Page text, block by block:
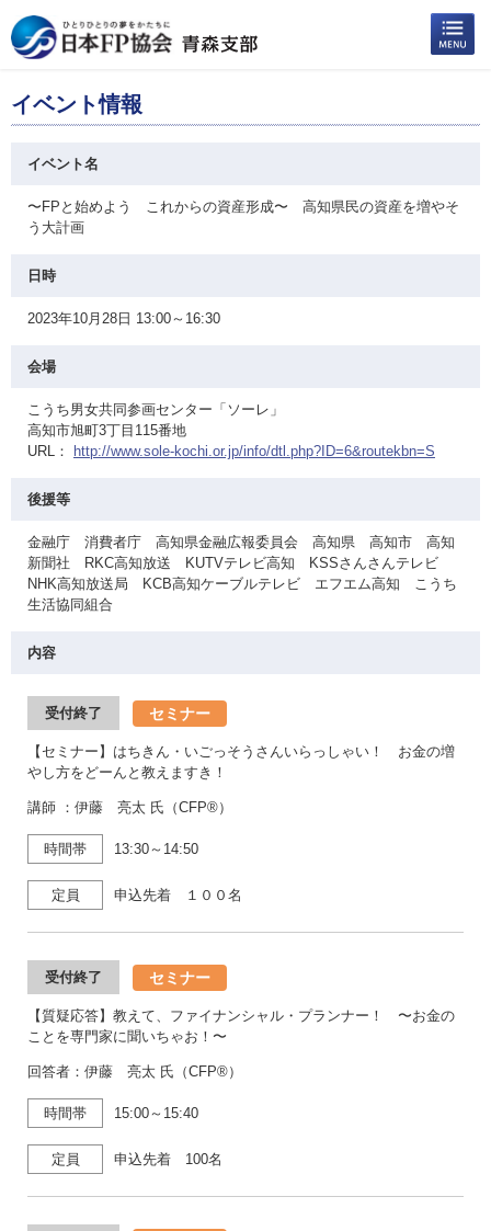
イベント情報
イベント名
〜FPと始めよう これからの資産形成〜 高知県民の資産を増やそ
う大計画
日時
2023年10月28日 13:00～16:30
会場
こうち男女共同参画センター「ソーレ」
高知市旭町3丁目115番地
URL：
http://www.sole-kochi.or.jp/info/dtl.php?ID=6&routekbn=S
後援等
金融庁 消費者庁 高知県金融広報委員会 高知県 高知市 高知
新聞社 RKC高知放送 KUTVテレビ高知 KSSさんさんテレビ
NHK高知放送局 KCB高知ケーブルテレビ エフエム高知 こうち
生活協同組合
内容
受付終了 セミナー
【セミナー】はちきん・いごっそうさんいらっしゃい！ お金の増
やし方をどーんと教えますき！
講師 ：伊藤 亮太 氏（CFP®）
時間帯 13:30～14:50
定員 申込先着 １００名
受付終了 セミナー
【質疑応答】教えて、ファイナンシャル・プランナー！ 〜お金の
ことを専門家に聞いちゃお！〜
回答者：伊藤 亮太 氏（CFP®）
時間帯 15:00～15:40
定員 申込先着 100名